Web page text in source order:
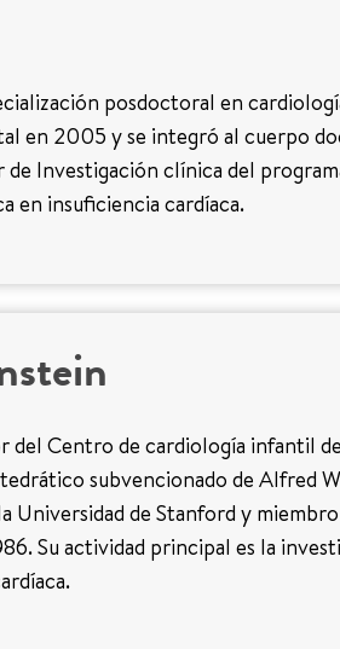
posdoctoral en
en 2005 y se integró al cuerpo
Investigación clínica del
en insuficiencia cardíaca.
del Centro de cardiología infantil
subvencionado de Alfred
Universidad de Stanford y
Su actividad principal es la